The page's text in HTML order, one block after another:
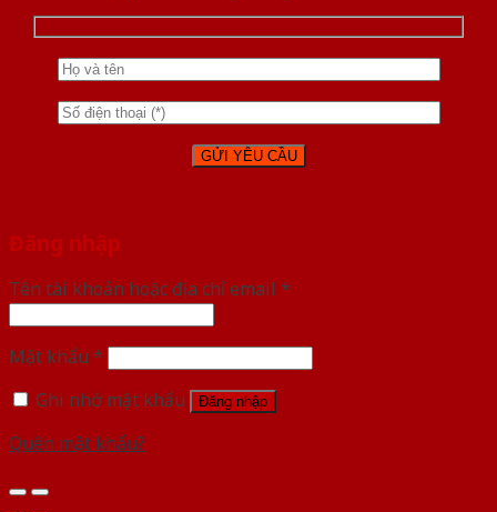
Đăng nhập
Tên tài khoản hoặc địa chỉ email *
Mật khẩu *
Ghi nhớ mật khẩu
Đăng nhập
Quên mật khẩu?